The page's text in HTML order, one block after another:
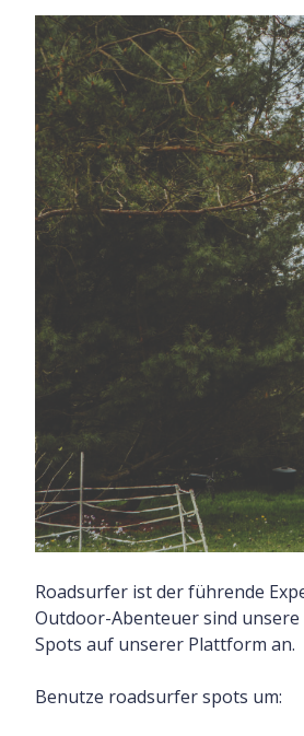
Roadsurfer ist der führende
Outdoor-Abenteuer sind unsere
Spots auf unserer Plattform an.
Benutze roadsurfer spots um: